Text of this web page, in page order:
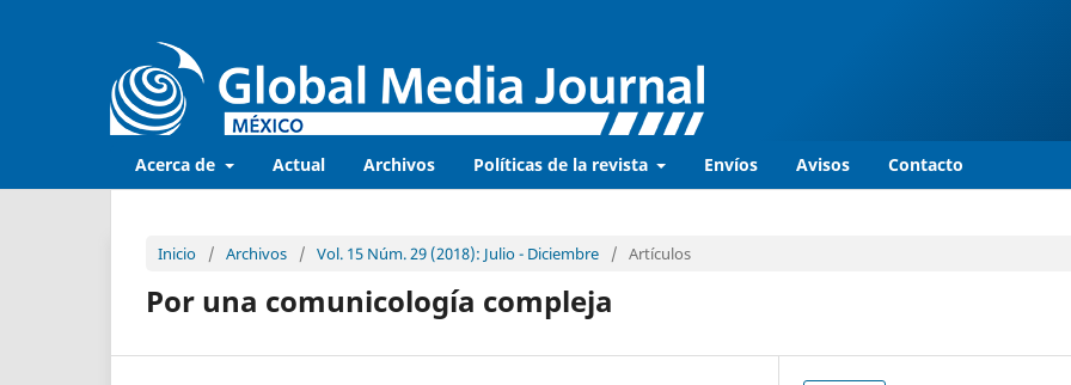
Acerca de Actual Archivos Políticas de la revista Envíos Avisos Contacto
Inicio / Archivos / Vol. 15 Núm. 29 (2018): Julio - Diciembre / Artículos
Por una comunicología compleja